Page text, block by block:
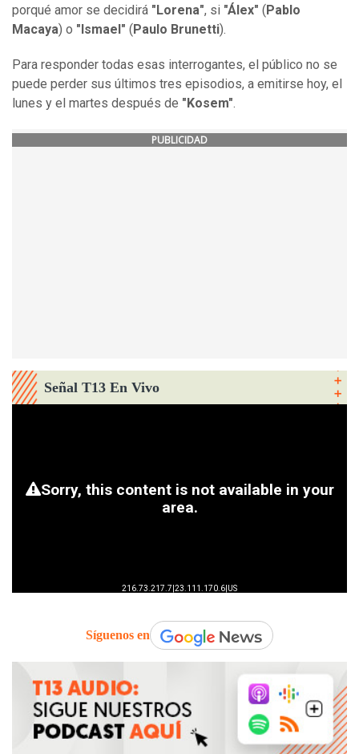
porqué amor se decidirá "Lorena", si "Álex" (Pablo
Macaya) o "Ismael" (Paulo Brunetti).
Para responder todas esas interrogantes, el público no se
puede perder sus últimos tres episodios, a emitirse hoy, el
lunes y el martes después de "Kosem"
PUBLICIDAD
Señal T13 En Vivo
Síguenos en